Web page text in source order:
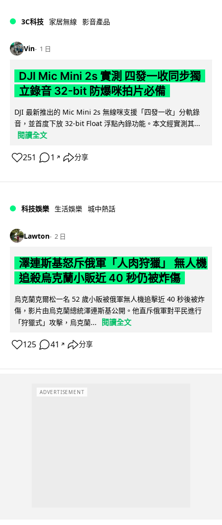
3C科技 家居無線 影音產品
Vin 1 日
DJI Mic Mini 2s 實測 四發一收同步獨
立錄音 32-bit 防爆咪拍片必備
DJI 最新推出的 Mic Mini 2s 無線咪支援「四發一收」分軌錄
音，並首度下放 32-bit Float 浮點內錄功能。本文經實測其...
閱讀全文
251 1 ↗ 分享
科技娛樂 生活娛樂 城中熱話
Lawton 2 日
澤連斯基怒斥俄軍「人肉狩獵」 無人機
追殺烏克蘭小販近 40 秒仍被炸傷
烏克蘭克爾松一名 52 歲小販被俄軍無人機追擊近 40 秒後被炸
傷，影片由烏克蘭總統澤連斯基公開。他直斥俄軍對平民進行
「狩獵式」攻擊，烏克蘭...
閱讀全文
125 41 ↗ 分享
ADVERTISEMENT